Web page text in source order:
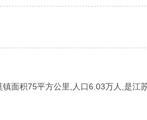
面积75平方公里,人口6.03万人,是江